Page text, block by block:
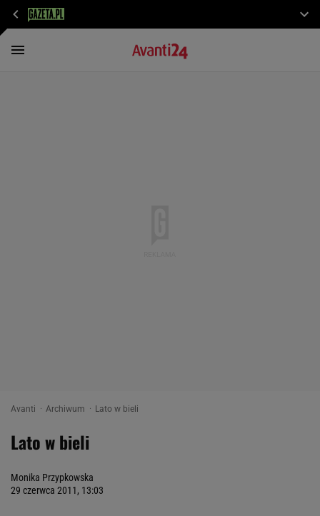
Avanti Archiwum Lato w bieli
Lato w bieli
Monika Przypkowska
29 czerwca 2011, 13:03